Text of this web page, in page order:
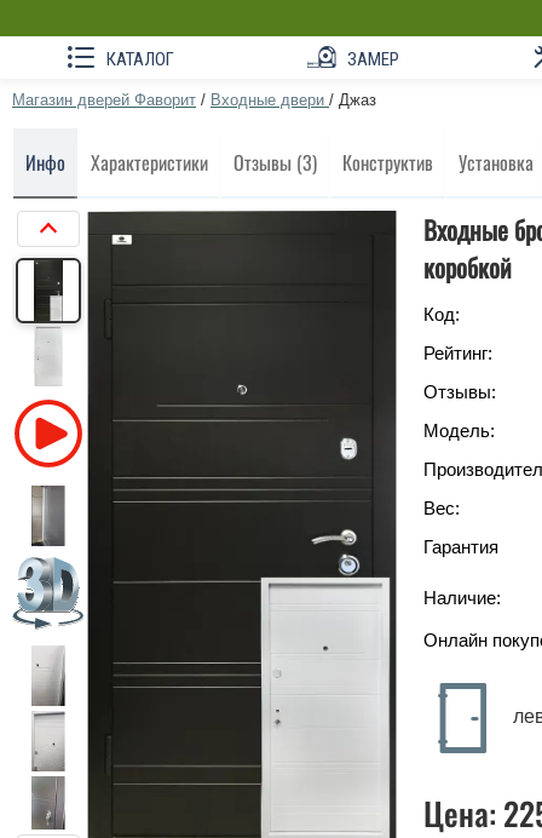
КАТАЛОГ ЗАМЕР
Магазин дверей Фаворит / Входные двери / Джаз
Инфо Характеристики Отзывы (3) Конструктив Установка
Входные
коробкой
Код:
Рейтинг:
Отзывы:
Модель:
Вес:
Гарантия
Наличие:
Онлайн
Цена: